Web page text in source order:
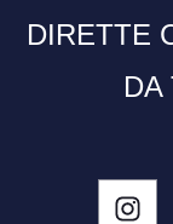
DIRETTE
DA